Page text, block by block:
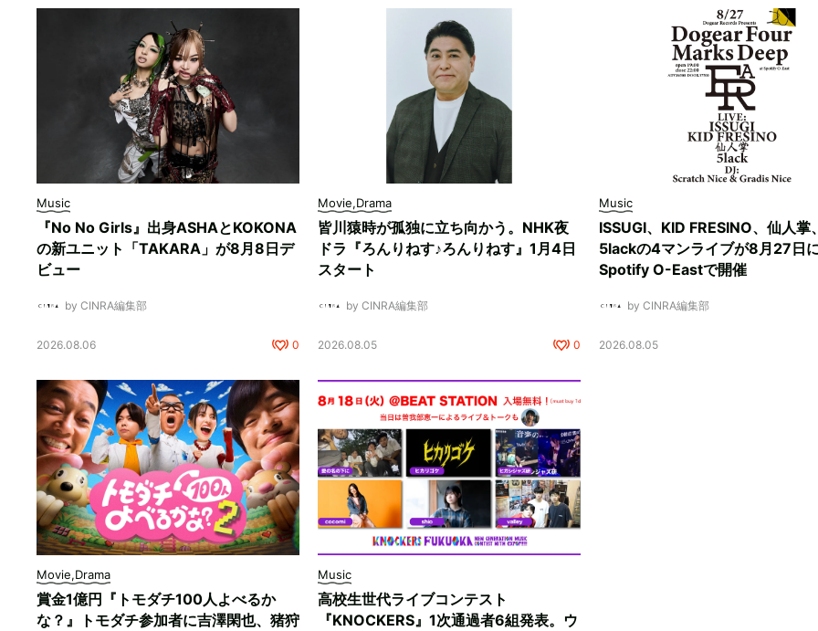
Music
『No No Girls』出身ASHAとKOKONA
の新ユニット「TAKARA」が8月8日デ
ビュー
by CINRA編集部
2026.08.06 0
Movie,Drama
皆川猿時が孤独に立ち向かう。NHK夜
ドラ『ろんりねす♪ろんりねす』1月4日
スタート
by CINRA編集部
2026.08.05 0
Music
ISSUGI、KID FRESINO、仙人掌
5lackの4マンライブが8月27日
Spotify O-Eastで開催
by CINRA編集部
2026.08.05
Movie,Drama
賞金1億円『トモダチ100人よべるか
な？』トモダチ参加者に吉澤閑也、猪狩
Music
高校生世代ライブコンテスト
『KNOCKERS』1次通過者6組発表。ウ